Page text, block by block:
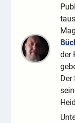
der
Der